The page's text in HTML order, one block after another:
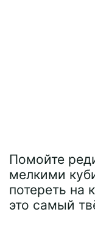
Помойте
мелкими
потереть на
это самый